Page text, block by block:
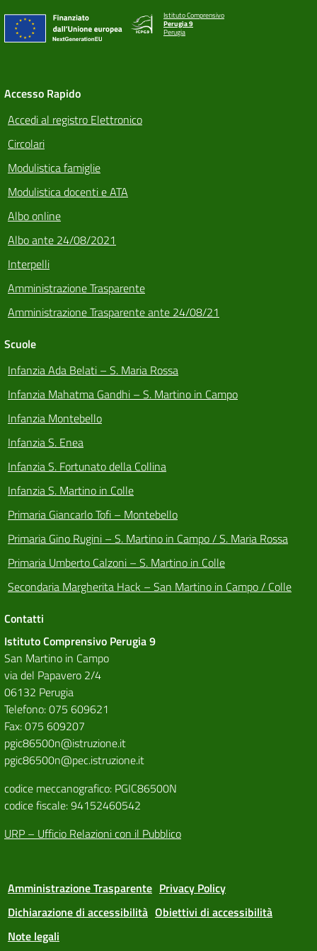
Istituto Comprensivo
Perugia 9
Perugia
Accesso Rapido
Accedi al registro Elettronico
Circolari
Modulistica famiglie
Modulistica docenti e ATA
Albo online
Albo ante 24/08/2021
Interpelli
Amministrazione Trasparente
Amministrazione Trasparente ante 24/08/21
Scuole
Infanzia Ada Belati – S. Maria Rossa
Infanzia Mahatma Gandhi – S. Martino in Campo
Infanzia Montebello
Infanzia S. Enea
Infanzia S. Fortunato della Collina
Infanzia S. Martino in Colle
Primaria Giancarlo Tofi – Montebello
Primaria Gino Rugini – S. Martino in Campo / S. Maria Rossa
Primaria Umberto Calzoni – S. Martino in Colle
Secondaria Margherita Hack – San Martino in Campo / Colle
Contatti
Istituto Comprensivo Perugia 9
San Martino in Campo
via del Papavero 2/4
06132 Perugia
Telefono: 075 609621
Fax: 075 609207
pgic86500n@istruzione.it
pgic86500n@pec.istruzione.it
codice meccanografico: PGIC86500N
codice fiscale: 94152460542
URP – Ufficio Relazioni con il Pubblico
Amministrazione Trasparente Privacy Policy
Dichiarazione di accessibilità Obiettivi di accessibilità
Note legali